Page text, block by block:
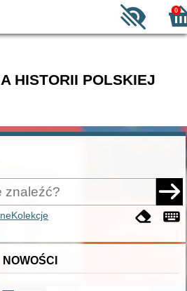
0
HISTORII POLSKIEJ
Kolekcje
NOWOŚCI